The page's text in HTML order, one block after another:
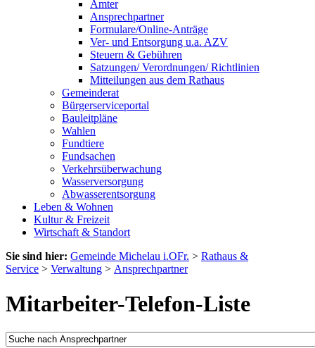
Ämter
Ansprechpartner
Formulare/Online-Anträge
Ver- und Entsorgung u.a. AZV
Steuern & Gebühren
Satzungen/ Verordnungen/ Richtlinien
Mitteilungen aus dem Rathaus
Gemeinderat
Bürgerserviceportal
Bauleitpläne
Wahlen
Fundtiere
Fundsachen
Verkehrsüberwachung
Wasserversorgung
Abwasserentsorgung
Leben & Wohnen
Kultur & Freizeit
Wirtschaft & Standort
Sie sind hier: Gemeinde Michelau i.OFr. > Rathaus &
Service > Verwaltung > Ansprechpartner
Mitarbeiter-Telefon-Liste